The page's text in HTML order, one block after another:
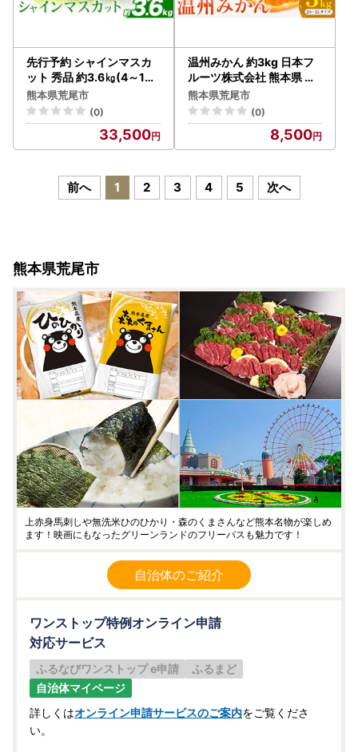
先行予約 シャインマスカ
ット 秀品 約3.6㎏(4～10
房) 日本フルーツ《7月下
旬-8月末頃出荷》熊本県
荒尾市 ぶどう ブドウ 果物
フルーツ スイーツ デザー
ト ギフト ご贈答
熊本県荒尾市
(0)
33,500
温州みかん 約3kg 日本フ
ルーツ株式会社 熊本県 荒
尾市 《10月中旬-2月下旬
頃出荷》 デコポン 果物 秀
品 フルーツ スイーツ デザ
ート ギフト ご贈答
熊本県荒尾市
(0)
8,500
前へ 1 2 3 4 5 次へ
熊本県荒尾市
上赤身馬刺しや無洗米ひのひかり・森のくまさんなど熊本名物が楽しめ
ます！映画にもなったグリーンランドのフリーパスも魅力です！
自治体のご紹介
ワンストップ特例オンライン申請
対応サービス
ふるなびワンストップ e申請
ふるまど
自治体マイページ
詳しくはオンライン申請サービスのご案内をご覧くださ
い。